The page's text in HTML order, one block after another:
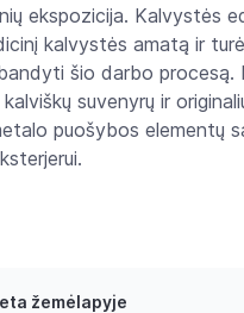
ekspozicija. Kalvystės
kalvystės amatą ir
šio darbo procesą.
suvenyrų ir
puošybos elementų
žemėlapyje